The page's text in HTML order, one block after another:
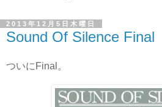
2013年12月5日木曜日
Sound Of Silence Final
ついにFinal。